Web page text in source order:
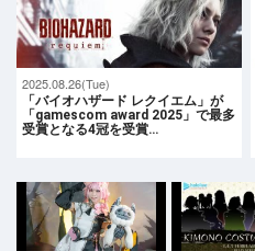
2025.08.26(Tue)
「バイオハザード レクイエム」が
「gamescom award 2025」で最多
受賞となる4冠を受賞…